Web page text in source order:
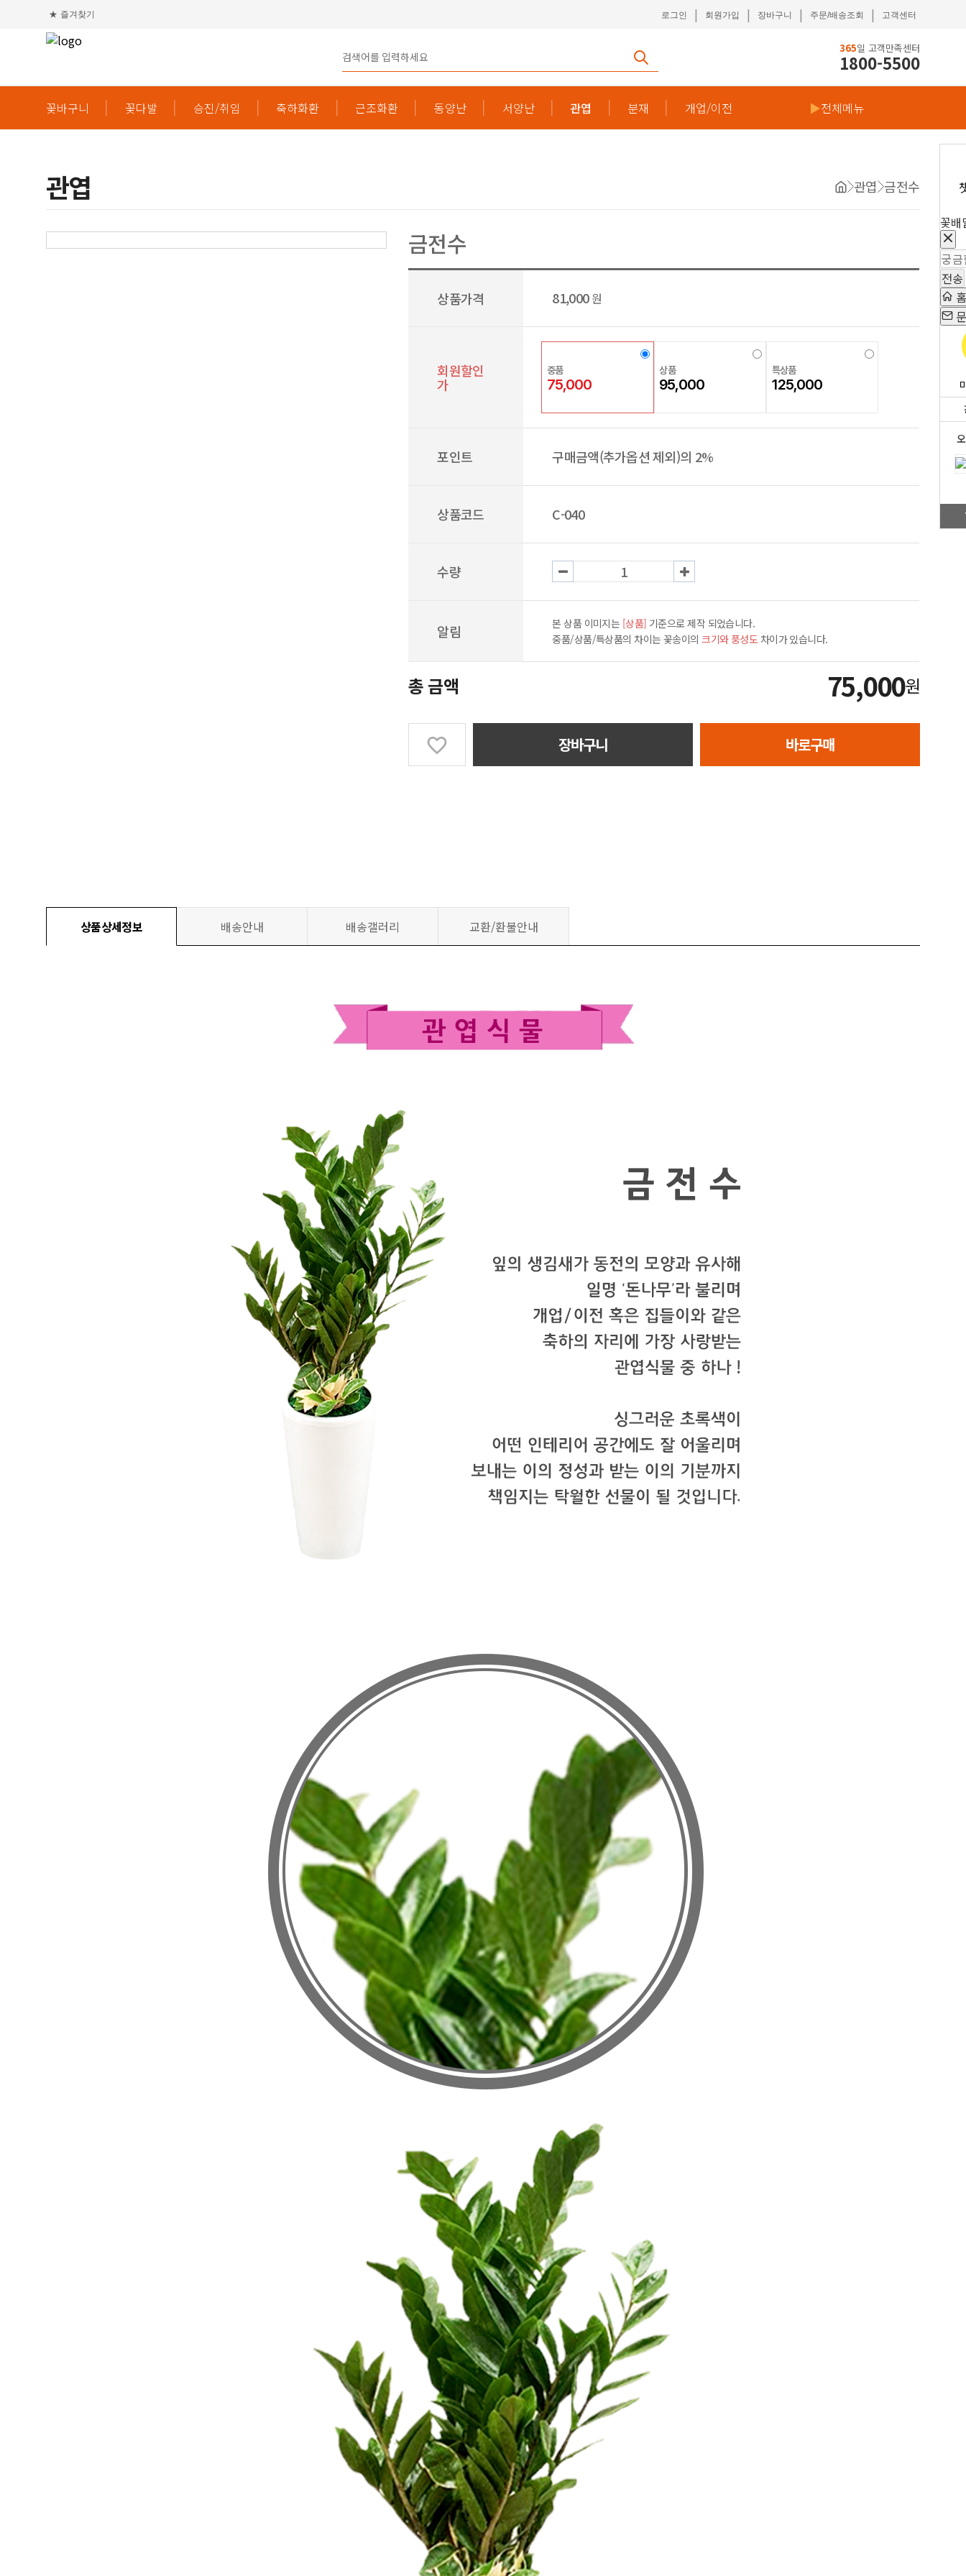
★ 즐겨찾기 로그인 | 회원가입 | 장바구니 | 주문/배송조회 | 고객센터
365일 고객만족센터
1800-5500
꽃바구니 꽃다발 승진/취임 축하화환 근조화환 동양난 서양난 관엽 분재 개업/이전 ▶전체메뉴
관엽 관엽 금전수
금전수
상품가격 81,000원
회원할인
가
중품
75,000
상품
95,000
특상품
125,000
포인트 구매금액(추가옵션 제외)의 2%
상품코드 C-040
수량
알림 본 상품 이미지는 [상품] 기준으로 제작 되었습니다.
중품/상품/특상품의 차이는 꽃송이의크기와 풍성도 차이가 있습니다.
총 금액 75,000원
장바구니 바로구매
상품상세정보 배송안내 배송갤러리 교환/환불안내
꽃배
전송
홈